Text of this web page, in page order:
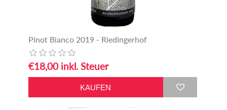
Pinot Bianco 2019 - Riedingerhof
€18,00 inkl. Steuer